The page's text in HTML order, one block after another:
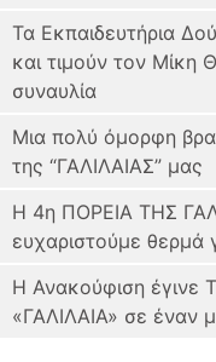
Τα Εκπαιδευτήρια
και τιμούν τον Μίκη
συναυλία
Μια πολύ όμορφη
της “ΓΑΛΙΛΑΙΑΣ” μας
Η 4η ΠΟΡΕΙΑ ΤΗΣ
ευχαριστούμε θερμά
Η Ανακούφιση έγινε
«ΓΑΛΙΛΑΙΑ» σε έναν